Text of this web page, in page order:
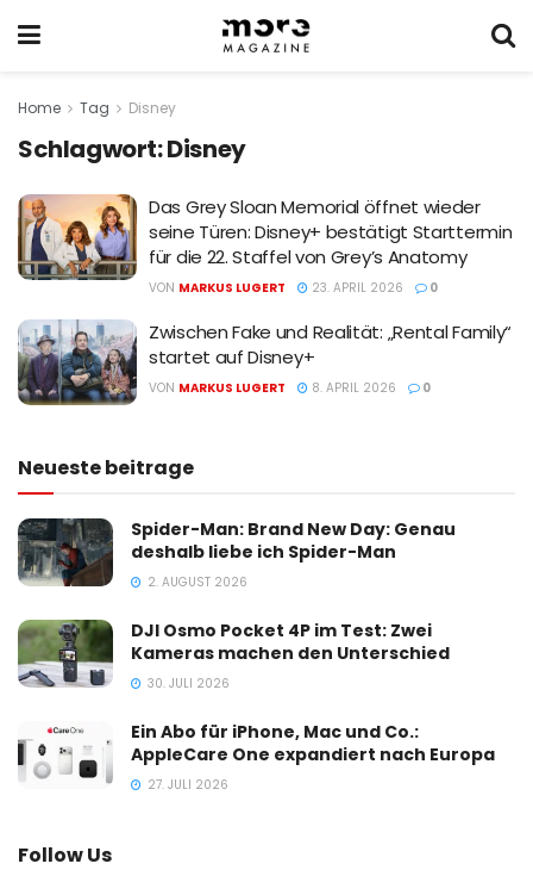
Home Tag Disney
Schlagwort:Disney
Das Grey Sloan Memorial öffnet wieder
seine Türen: Disney+ bestätigt Starttermin
für die 22. Staffel von Grey’s Anatomy
VON MARKUS LUGERT 23. APRIL 2026 0
Zwischen Fake und Realität: „Rental Family“
startet auf Disney+
VON MARKUS LUGERT 8. APRIL 2026 0
Neueste beitrage
Spider-Man: Brand New Day: Genau
deshalb liebe ich Spider-Man
2. AUGUST 2026
DJI Osmo Pocket 4P im Test: Zwei
Kameras machen den Unterschied
30. JULI 2026
Ein Abo für iPhone, Mac und Co.:
AppleCare One expandiert nach Europa
27. JULI 2026
Follow Us